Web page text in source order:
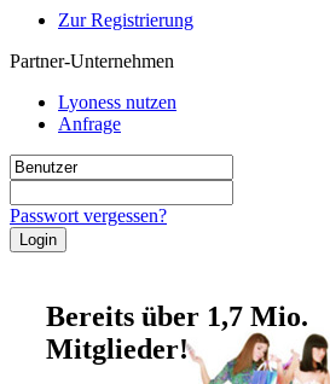
Zur Registrierung
Partner-Unternehmen
Lyoness nutzen
Anfrage
Passwort vergessen?
Bereits über 1,7 Mio.
Mitglieder!